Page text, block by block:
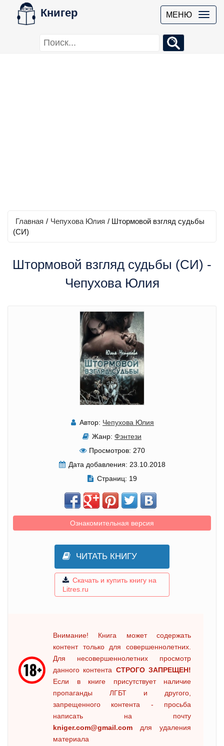
Книгер МЕНЮ
Главная / Чепухова Юлия / Штормовой взгляд судьбы
(СИ)
Штормовой взгляд судьбы (СИ) -
Чепухова Юлия
Автор: Чепухова Юлия
Жанр: Фэнтези
Просмотров: 270
Дата добавления: 23.10.2018
Страниц: 19
Ознакомительная версия
ЧИТАТЬ КНИГУ
Скачать и купить книгу на
Litres.ru
Внимание! Книга может содержать
контент только для совершеннолетних.
Для несовершеннолетних просмотр
данного контента СТРОГО ЗАПРЕЩЕН!
Если в книге присутствует наличие
пропаганды ЛГБТ и другого,
запрещенного контента - просьба
написать на почту
kniger.com@gmail.com для удаления
материала